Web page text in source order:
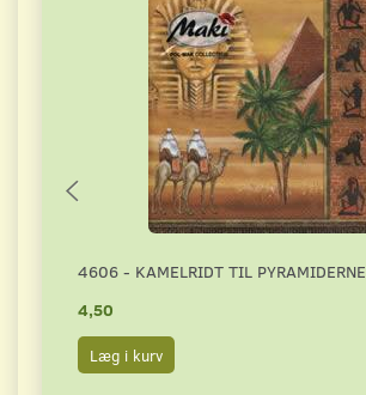
4606 - KAMELRIDT TIL PYRAMIDERNE
4,50
Læg i kurv